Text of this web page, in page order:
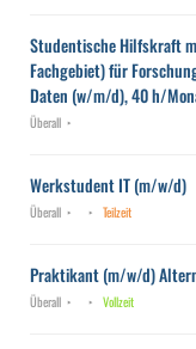
Studentische Hilfskraft
Fachgebiet) für
Daten (w/m/d), 40 h/
Überall
Werkstudent IT (m/w/d)
Überall Teilzeit
Praktikant (m/w/d)
Überall Vollzeit